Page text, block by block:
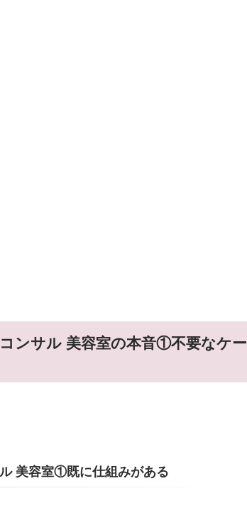
ンサル 美容室の本音①不要なケー
美容室①既に仕組みがある